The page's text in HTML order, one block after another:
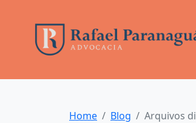
Home Blog
Arquivos